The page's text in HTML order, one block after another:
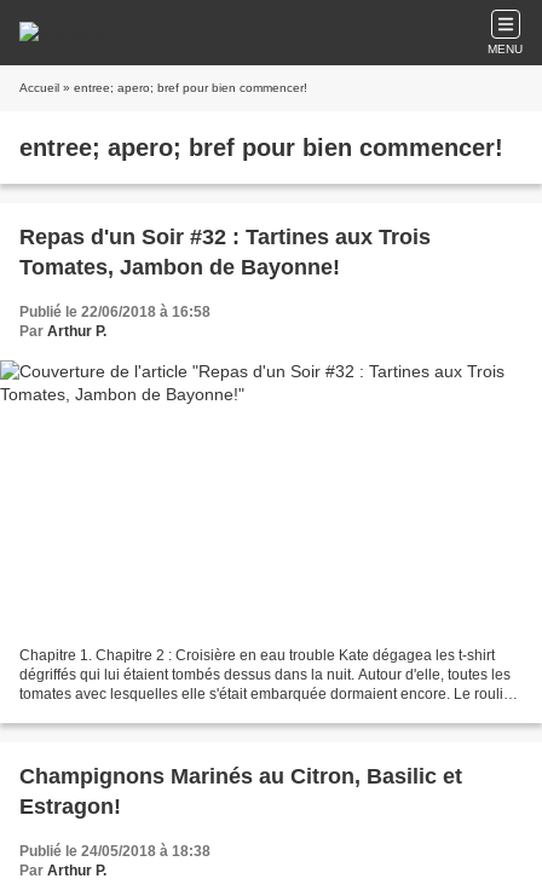
MENU
Accueil » entree; apero; bref pour bien commencer!
entree; apero; bref pour bien commencer!
Repas d'un Soir #32 : Tartines aux Trois
Tomates, Jambon de Bayonne!
Publié le 22/06/2018 à 16:58
Par Arthur P.
Chapitre 1. Chapitre 2 : Croisière en eau trouble Kate dégagea les t-shirt
dégriffés qui lui étaient tombés dessus dans la nuit. Autour d'elle, toutes les
tomates avec lesquelles elle s'était embarquée dormaient encore. Le roulis
Champignons Marinés au Citron, Basilic et
Estragon!
Publié le 24/05/2018 à 18:38
Par Arthur P.